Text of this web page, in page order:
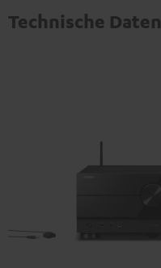
Technische Daten